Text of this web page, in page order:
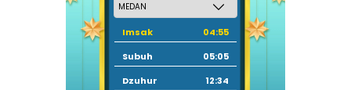
Imsak
04:55
Subuh
05:05
Dzuhur
12:34